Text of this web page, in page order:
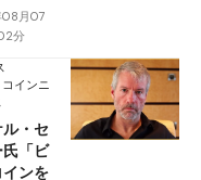
月07
分
コインニ
・セ
「ビ
インを